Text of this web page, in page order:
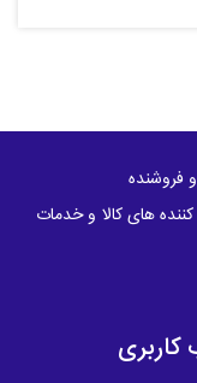
فروشنده
تولید کننده های کالا و خدمات